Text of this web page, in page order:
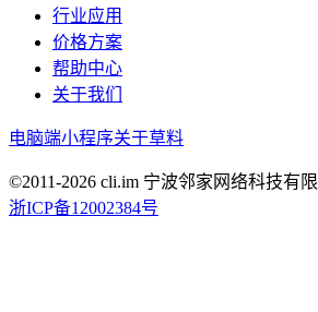
行业应用
价格方案
帮助中心
关于我们
电脑端小程序关于草料
©2011-2026 cli.im 宁波邻家网络科技有
浙ICP备12002384号